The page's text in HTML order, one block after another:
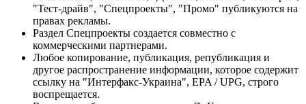
"Тест-драйв", "Спецпроекты", "Промо" публикуются на
правах рекламы.
Раздел Спецпроекты создается совместно с
коммерческими партнерами.
Любое копирование, публикация, републикация и
другое распространение информации, которое содержит
ссылку на "Интерфакс-Украина", EPA / UPG, строго
воспрещается.